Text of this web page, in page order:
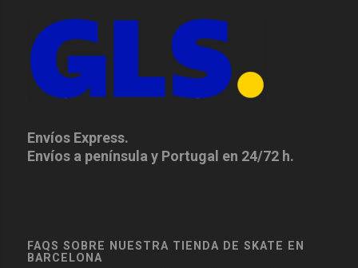
Envíos Express.
Envíos a península y Portugal en 24/72 h.
FAQS SOBRE NUESTRA TIENDA DE SKATE EN
BARCELONA